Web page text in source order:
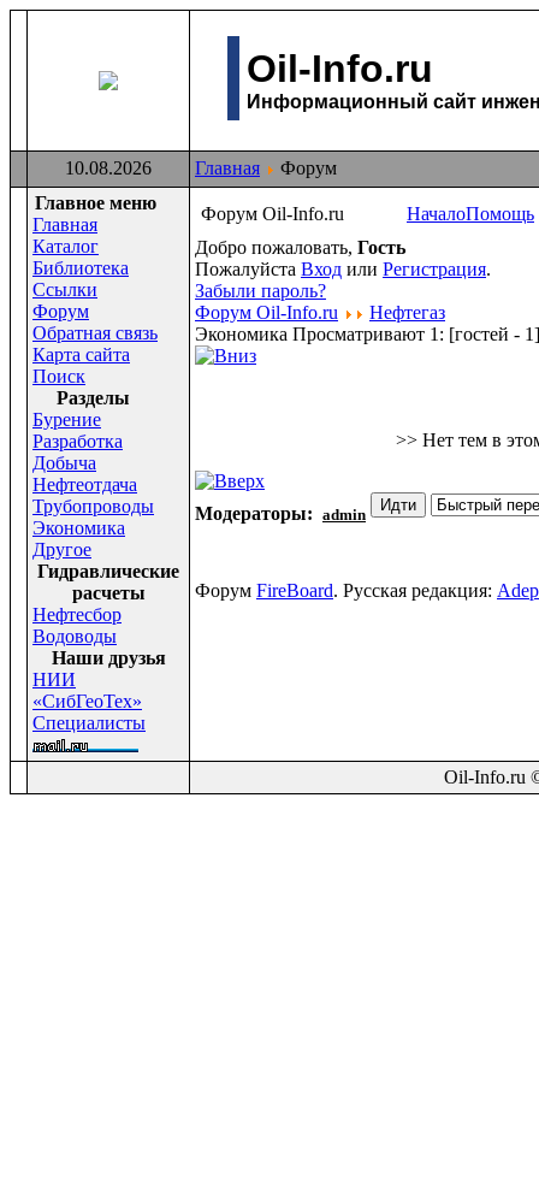
Oil-Info.ru
Информационный сайт
10.08.2026 Главная
Форум
Главное меню
Главная
Каталог
Библиотека
Ссылки
Форум
Обратная связь
Карта сайта
Поиск
Раздeлы
Бурение
Разработка
Добыча
Нефтеотдача
Трубопроводы
Экономика
Другое
Гидравлические
расчеты
Нефтесбор
Водоводы
Наши друзья
НИИ
«СибГеоТех»
Специалисты
Форум Oil-Info.ru НачалоПомощь
Добро пожаловать, Гость
Пожалуйста Вход или Регистрация.
Забыли пароль?
Форум Oil-Info.ru
Нефтегаз
Экономика Просматривают 1: [гостей - 1]
>> Нет тем в
Модераторы: admin
Форум FireBoard. Русская редакция:
Oil-Info.ru